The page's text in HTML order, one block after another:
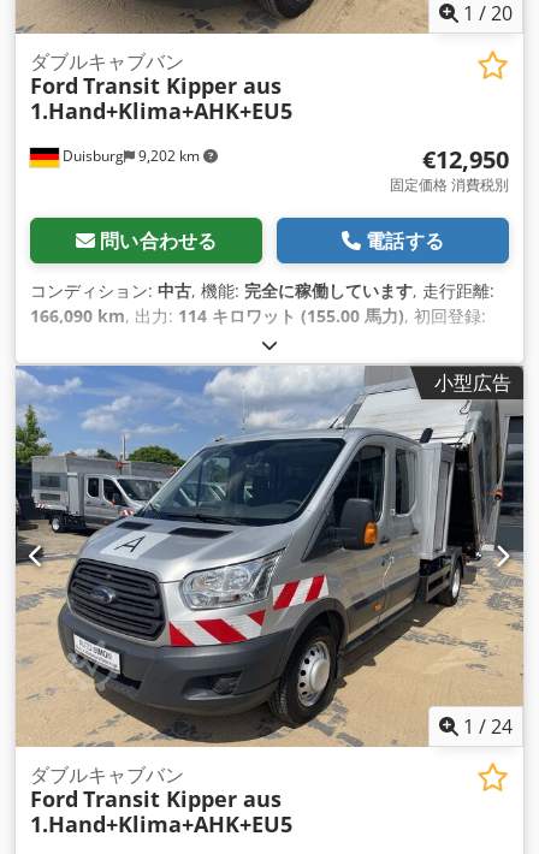
1 /20
Duisburg 9,202 km
ダブルキャブバン
Ford Transit Kipper aus
1.Hand+Klima+AHK+EU5
€12,950
固定価格 消費税別
問い合わせる 電話する
コンディション: 中古, 機能: 完全に稼働しています, 走行距離:
166,090 km, 出力: 114 キロワット (155.00 馬力), 初回登録:
ディーゼル
ラム）, 最大積載重量:1,510 kg（キログラム）, 総重量:4,690
kg（キログラム）, アクスル構成:4x2, 次回検査（TÜV）:
06/2027, 燃料: , 色:シルバー, 運転席:
, 変速
方式:
機械式, ギア数: 6, 排出クラス:ユーロ5, 座席数:7, 全長:
6,400 mm, 全幅:2,300 mm, 全高: 2,890 mm , 許容軸重（軸
1）:1,850 kg（キログラム） , 許容軸荷重（第2軸）:
3,300
kg（キログラム）, 荷室長:2,300 mm, 荷室幅: 2,100 mm , 荷
室高:1,800 mm, これまでの所有者数: 1, 装備:ABS（アンチロ
ック・ブレーキ・システム）, すすフィルター, イモビライザー
システム, エアコン, エアバッグ, セントラルロック, トラック登
録, トレーラー連結装置, パワーステアリング, パーキングヒー
ター, 車載コンピュータ, 電動ウィンドウ調節, 電子安定制御プ
ログラム (ESP)
小型広告
1 /24
ダブルキャブバン
Ford Transit Kipper aus
1.Hand+Klima+AHK+EU5